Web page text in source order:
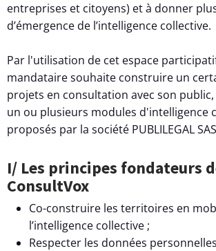
entreprises et citoyens) et à donner
d’émergence de l’intelligence collective.
Par l'utilisation de cet espace
mandataire souhaite construire un
projets en consultation avec son
un ou plusieurs modules d'intelligence
proposés par la société PUBLILEGAL
I/ Les principes fondateurs de
ConsultVox
Co-construire les territoires en
l’intelligence collective ;
Respecter les données